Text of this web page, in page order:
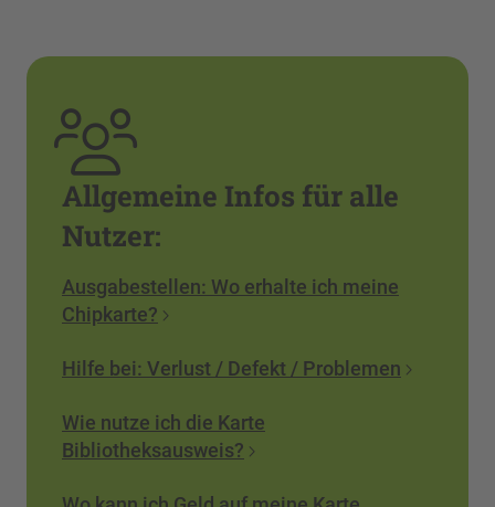
Allgemeine Infos für alle
Nutzer:
Ausgabestellen: Wo erhalte ich meine
Chipkarte?
Hilfe bei: Verlust / Defekt / Problemen
Wie nutze ich die Karte
Bibliotheksausweis?